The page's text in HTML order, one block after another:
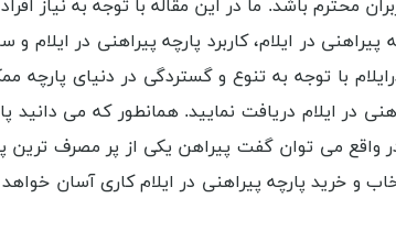
محترم باشد. ما در این مقاله با توجه به نیاز
پیراهنی در ایلام، کاربرد پارچه پیراهنی در
با توجه به تنوع و گستردگی در دنیای
در ایلام دریافت نمایید. همانطور که می دانید
واقع می توان گفت پیراهن یکی از پر مصرف ترین
و خرید پارچه پیراهنی در ایلام کاری آسان